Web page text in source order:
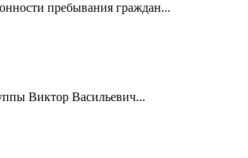
пребывания граждан...
Виктор Васильевич...